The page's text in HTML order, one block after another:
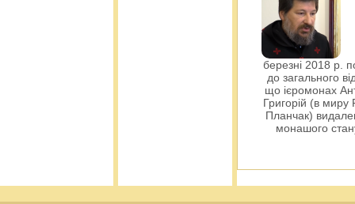
березні 2018 р.
до загального
що ієромонах
Григорій (в миру
Планчак)
монашого